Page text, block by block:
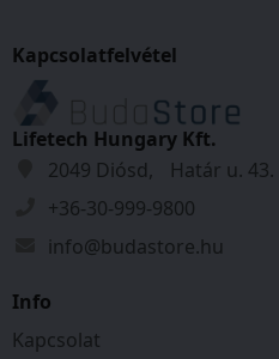
Kapcsolatfelvétel
Lifetech Hungary Kft.
2049 Diósd, Határ u. 43.
+36-30-999-9800
info@budastore.hu
Info
Kapcsolat